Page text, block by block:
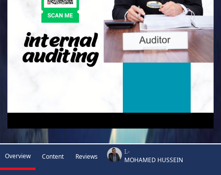
Overview Content Reviews
I.-
MOHAMED HUSSEIN